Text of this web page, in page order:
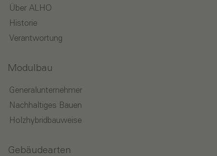
Über ALHO
Historie
Verantwortung
Modulbau
Generalunternehmer
Nachhaltiges Bauen
Holzhybridbauweise
Gebäudearten